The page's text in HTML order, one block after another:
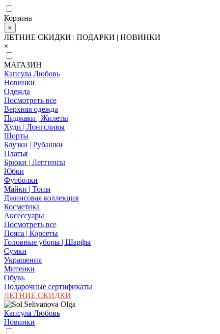
Корзина
×
ЛЕТНИЕ СКИДКИ | ПОДАРКИ | НОВИНКИ
×
МАГАЗИН
Капсула Любовь
Новинки
Одежда
Посмотреть все
Верхняя одежда
Пиджаки | Жилеты
Худи | Лонгсливы
Шорты
Блузки | Рубашки
Платья
Брюки | Леггинсы
Юбки
Футболки
Майки | Топы
Джинсовая коллекция
Косметика
Аксессуары
Посмотреть все
Пояса | Корсеты
Головные уборы | Шарфы
Сумки
Украшения
Митенки
Обувь
Подарочные сертификаты
ЛЕТНИЕ СКИДКИ
Капсула Любовь
Новинки